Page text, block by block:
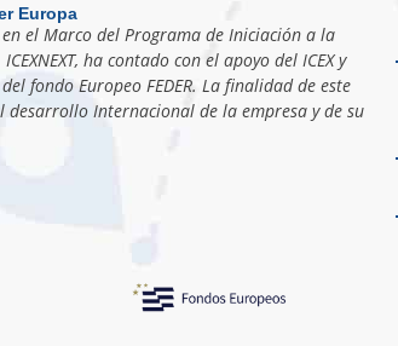
Europa
el Marco del Programa de Iniciación a la
ha contado con el apoyo del ICEX y
fondo Europeo FEDER. La finalidad de este
desarrollo Internacional de la empresa y de su